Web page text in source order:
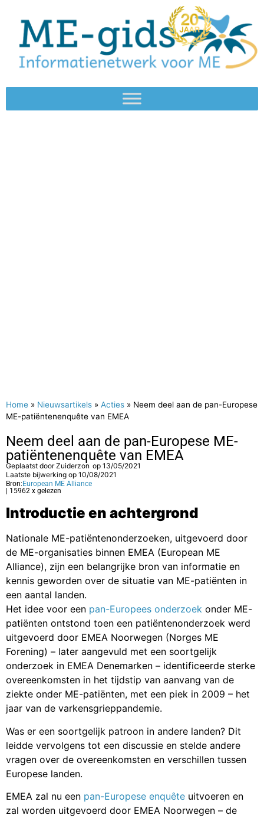
Home » Nieuwsartikels » Acties » Neem deel aan de pan-Europese
ME-patiëntenenquête van EMEA
Neem deel aan de pan-Europese ME-
patiëntenenquête van EMEA
Geplaatst doorZuiderzon op 13/05/2021
Laatste bijwerking op 10/08/2021
Bron: European ME Alliance
| 15962 x gelezen
Introductie en achtergrond
Nationale ME-patiëntenonderzoeken, uitgevoerd door
de ME-organisaties binnen EMEA (European ME
Alliance), zijn een belangrijke bron van informatie en
kennis geworden over de situatie van ME-patiënten in
een aantal landen.
Het idee voor een pan-Europees onderzoek onder ME-
patiënten ontstond toen een patiëntenonderzoek werd
uitgevoerd door EMEA Noorwegen (Norges ME
Forening) – later aangevuld met een soortgelijk
onderzoek in EMEA Denemarken – identificeerde sterke
overeenkomsten in het tijdstip van aanvang van de
ziekte onder ME-patiënten, met een piek in 2009 – het
jaar van de varkensgrieppandemie.
Was er een soortgelijk patroon in andere landen? Dit
leidde vervolgens tot een discussie en stelde andere
vragen over de overeenkomsten en verschillen tussen
Europese landen.
EMEA zal nu een pan-Europese enquête uitvoeren en
zal worden uitgevoerd door EMEA Noorwegen – de